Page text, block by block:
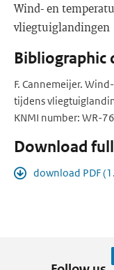
Wind- en
vliegtuiglandingen
Bibliographic
F. Cannemeijer.
tijdens
KNMI number: WR-
Download
download PDF